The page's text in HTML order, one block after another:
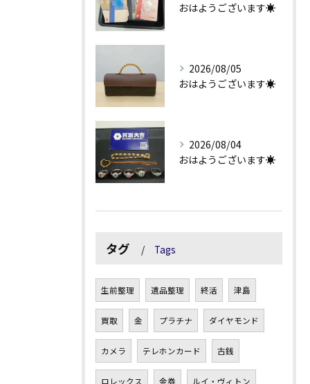
おはようございます☀
2026/08/05
おはようございます☀
2026/08/04
おはようございます☀
タグ Tags
生前整理 遺品整理 終活 津島
買取 金 プラチナ ダイヤモンド
カメラ テレホンカード 古銭
ロレックス 金券 ルイ・ヴィトン